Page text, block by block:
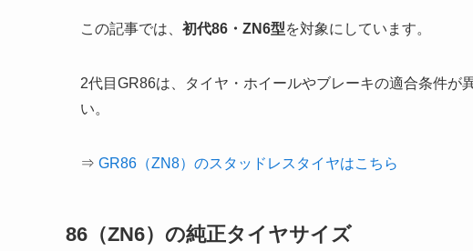
この記事では、 初代86・ZN6型を対象にしています。
2代目GR86は、タイヤ・ホイールやブレーキの適合条件が
い。
⇒ GR86（ZN8）のスタッドレスタイヤはこちら
86（ZN6）の純正タイヤサイズ